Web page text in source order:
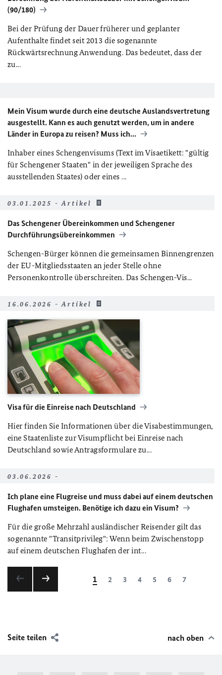
(90/180)
Bei der Prüfung der Dauer früherer und geplanter
Aufenthalte findet seit 2013 die sogenannte
Rückwärtsrechnung Anwendung. Das bedeutet, dass der
zu...
Mein Visum wurde durch eine deutsche Auslandsvertretung
ausgestellt. Kann es auch genutzt werden, um in andere
Länder in Europa zu reisen? Muss ich...
Inhaber eines Schengenvisums (Text im Visaetikett: "gültig
für Schengener Staaten" in der jeweiligen Sprache des
ausstellenden Staates) oder eines ...
03.01.2025 - Artikel
Das Schengener Übereinkommen und Schengener
Durchführungsübereinkommen
Schengen-Bürger können die gemeinsamen Binnengrenzen
der EU-Mitgliedsstaaten an jeder Stelle ohne
Personenkontrolle überschreiten. Das Schengen-Vis...
16.06.2026 - Artikel
Visa für die Einreise nach Deutschland
Hier finden Sie Informationen über die Visabestimmungen,
eine Staatenliste zur Visumpflicht bei Einreise nach
Deutschland sowie Antragsformulare zu...
03.06.2026 -
Ich plane eine Flugreise und muss dabei auf einem deutschen
Flughafen umsteigen. Benötige ich dazu ein Visum?
Für die große Mehrzahl ausländischer Reisender gilt das
sogenannte "Transitprivileg": Wenn beim Zwischenstopp
auf einem deutschen Flughafen der int...
1 2 3 4 5 6 7
Seite teilen nach oben